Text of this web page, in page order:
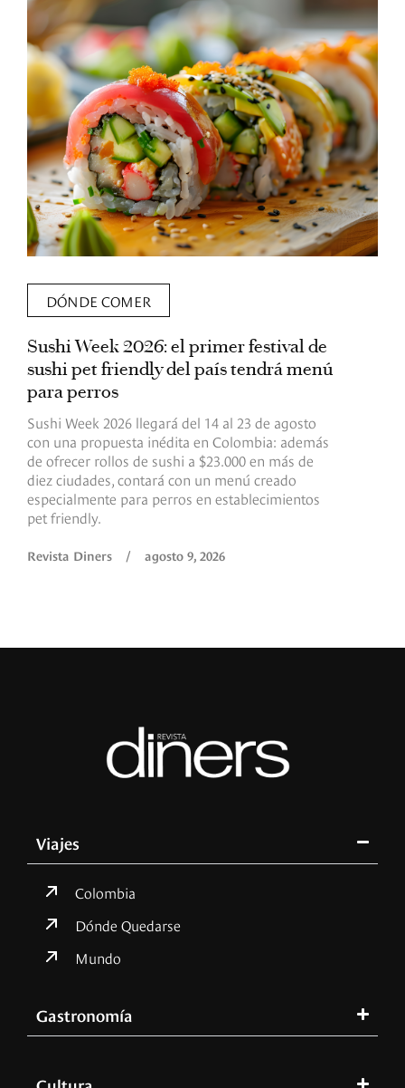
DÓNDE COMER
Sushi Week 2026: el primer festival de
sushi pet friendly del país tendrá menú
para perros
Sushi Week 2026 llegará del 14 al 23 de agosto
con una propuesta inédita en Colombia: además
de ofrecer rollos de sushi a $23.000 en más de
diez ciudades, contará con un menú creado
especialmente para perros en establecimientos
pet friendly.
Revista Diners / agosto 9, 2026
Viajes
Colombia
Dónde Quedarse
Mundo
Gastronomía